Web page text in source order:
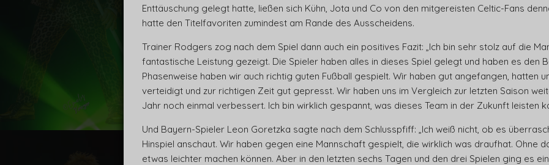
Enttäuschung gelegt hatte, ließen sich Kühn, Jota und Co von den mitgereisten Celtic-Fans
hatte den Titelfavoriten zumindest am Rande des Ausscheidens.
Trainer Rodgers zog nach dem Spiel dann auch ein positives Fazit: „Ich bin sehr stolz auf die
fantastische Leistung gezeigt. Die Spieler haben alles in dieses Spiel gelegt und haben es den
Phasenweise haben wir auch richtig guten Fußball gespielt. Wir haben gut angefangen, hatten
verteidigt und zur richtigen Zeit gut gepresst. Wir haben uns im Vergleich zur letzten Saison
Jahr noch einmal verbessert. Ich bin wirklich gespannt, was dieses Team in der Zukunft leisten
Und Bayern-Spieler Leon Goretzka sagte nach dem Schlusspfiff: „Ich weiß nicht, ob es
Hinspiel anschaut. Wir haben gegen eine Mannschaft gespielt, die wirklich was draufhat. Ohne
etwas leichter machen können. Aber in den letzten sechs Tagen und den drei Spielen ging es